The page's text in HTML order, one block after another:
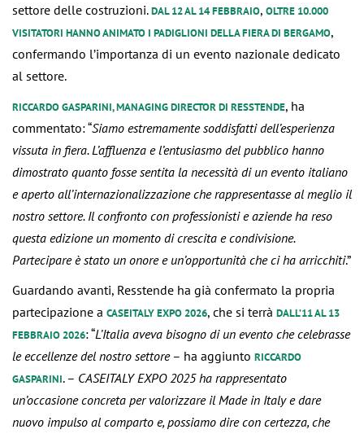
settore delle costruzioni.DAL 12 AL 14 FEBBRAIO, OLTRE 10.000
VISITATORI HANNO ANIMATO I PADIGLIONI DELLA FIERA DI BERGAMO,
confermando l’importanza di un evento nazionale dedicato
al settore.
RICCARDO GASPARINI, MANAGING DIRECTOR DI RESSTENDE, ha
commentato: “Siamo estremamente soddisfatti dell’esperienza
vissuta in fiera. L’affluenza e l’entusiasmo del pubblico hanno
dimostrato quanto fosse sentita la necessità di un evento italiano
e aperto all’internazionalizzazione che rappresentasse al meglio il
nostro settore. Il confronto con professionisti e aziende ha reso
questa edizione un momento di crescita e condivisione.
Partecipare è stato un onore e un’opportunità che ci ha arricchiti.”
Guardando avanti, Resstende ha già confermato la propria
partecipazione a CASEITALY EXPO 2026, che si terrà DALL’11 AL 13
FEBBRAIO 2026: “L’Italia aveva bisogno di un evento che celebrasse
le eccellenze del nostro settore– ha aggiunto RICCARDO
GASPARINI. – CASEITALY EXPO 2025 ha rappresentato
un’occasione concreta per valorizzare il Made in Italy e dare
nuovo impulso al comparto e, possiamo dire con certezza, che